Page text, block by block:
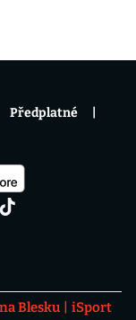
Blesku
iSport
Předplatné